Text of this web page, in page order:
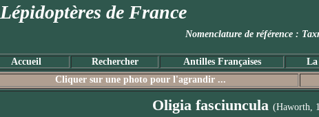
Lépidoptères de France
Nomenclature de référence
Accueil Rechercher Antilles Françaises La
Cliquer sur une photo pour l'agrandir ...
Oligia fasciuncula (Haworth,